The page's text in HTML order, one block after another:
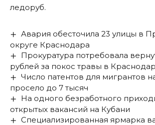
ледоруб.
Авария обесточила 23 улицы в
округе Краснодара
Прокуратура потребовала
рублей за покос травы в
Число патентов для мигрантов
просело до 7 тысяч
На одного безработного
открытых вакансий на Кубани
Специализированная ярмарка